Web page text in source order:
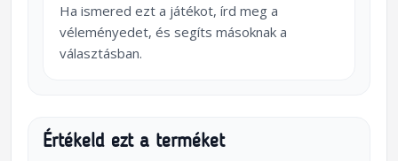
Ha ismered ezt a játékot, írd meg a
véleményedet, és segíts másoknak a
választásban.
Értékeld ezt a terméket